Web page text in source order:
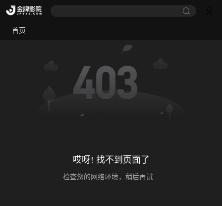
首页
哎呀! 找不到页面了
检查您的网络环境，稍后再试...